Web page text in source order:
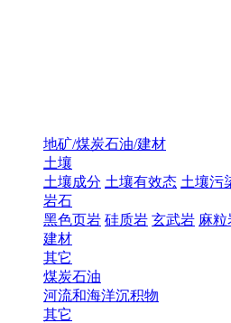
地矿/煤炭石油/建材
土壤
土壤成分 土壤有效态 土壤污
岩石
黑色页岩 硅质岩 玄武岩 麻粒
建材
其它
煤炭石油
河流和海洋沉积物
其它